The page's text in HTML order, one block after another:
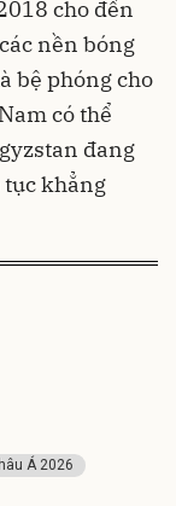
cho đến
nền bóng
bệ phóng cho
có thể
đang
tục khẳng
Á 2026